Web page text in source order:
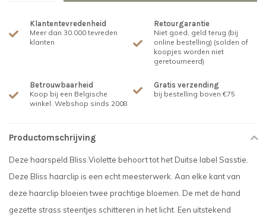
Klantentevredenheid
Meer dan 30.000 tevreden
klanten
Retourgarantie
Niet goed, geld terug (bij
online bestelling) (solden of
koopjes worden niet
geretourneerd)
Betrouwbaarheid
Koop bij een Belgische
winkel. Webshop sinds 2008
Gratis verzending
bij bestelling boven €75
Productomschrijving
Deze haarspeld Bliss Violette behoort tot het Duitse label Sasstie.
Deze Bliss haarclip is een echt meesterwerk. Aan elke kant van
deze haarclip bloeien twee prachtige bloemen. De met de hand
gezette strass steentjes schitteren in het licht. Een uitstekend